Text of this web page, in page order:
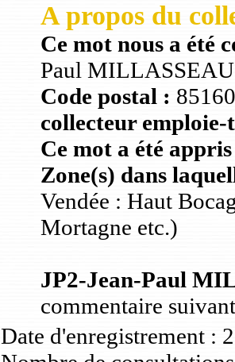
A propos du
Ce mot nous a été
Paul MILLASSEAU
Code postal :
collecteur
Ce mot a été
Zone(s) dans
Vendée : Haut
Mortagne etc.)
JP2-Jean-Paul
commentaire
Date d'enregistrement :